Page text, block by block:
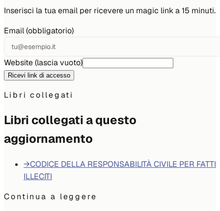
Inserisci la tua email per ricevere un magic link a 15 minuti.
Email (obbligatorio)
Website (lascia vuoto)
Ricevi link di accesso
Libri collegati
Libri collegati a questo
aggiornamento
→CODICE DELLA RESPONSABILITÀ CIVILE PER FATTI
ILLECITI
Continua a leggere